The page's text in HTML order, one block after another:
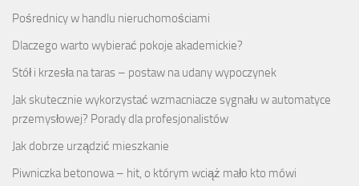
Pośrednicy w handlu nieruchomościami
Dlaczego warto wybierać pokoje akademickie?
Stół i krzesła na taras – postaw na udany wypoczynek
Jak skutecznie wykorzystać wzmacniacze sygnału w automatyce
przemysłowej? Porady dla profesjonalistów
Jak dobrze urządzić mieszkanie
Piwniczka betonowa – hit, o którym wciąż mało kto mówi